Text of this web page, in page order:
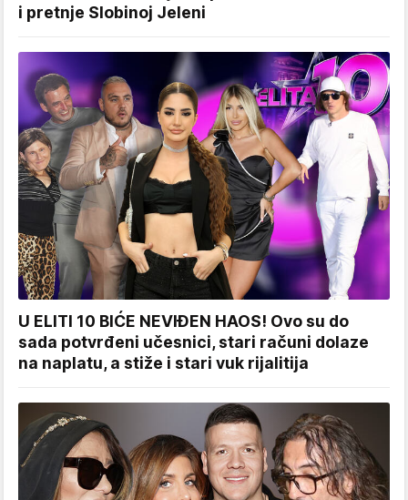
i pretnje Slobinoj Jeleni
U ELITI 10 BIĆE NEVIĐEN HAOS! Ovo su do
sada potvrđeni učesnici, stari računi dolaze
na naplatu, a stiže i stari vuk rijalitija